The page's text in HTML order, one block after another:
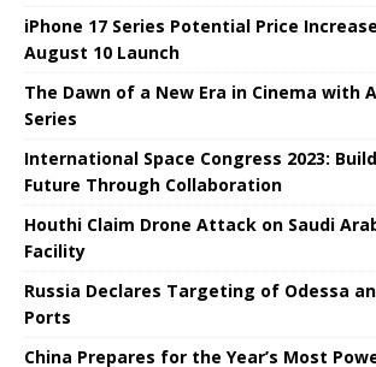
iPhone 17 Series Potential Price
August 10 Launch
The Dawn of a New Era in Cinema with
Series
International Space Congress 2023:
Future Through Collaboration
Houthi Claim Drone Attack on Saudi
Facility
Russia Declares Targeting of Odessa
Ports
China Prepares for the Year’s Most